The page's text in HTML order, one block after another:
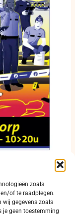
zoals
of te raadplegen.
wij gegevens zoals
je geen toestemming